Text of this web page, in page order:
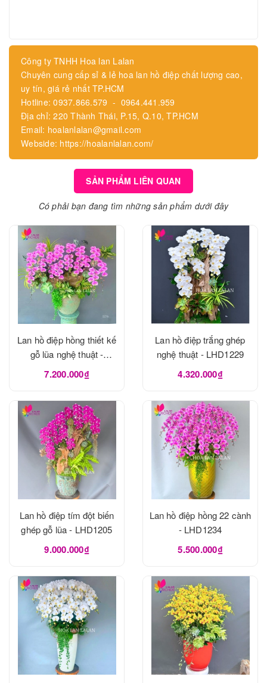
Công ty TNHH Hoa lan Lalan
Chuyên cung cấp sỉ & lẻ hoa lan hồ điệp chất lượng cao,
uy tín, giá rẻ nhất TP.HCM
Hotline: 0937.866.579 - 0964.441.959
Địa chỉ: 220 Thành Thái, P.15, Q.10, TP.HCM
Email: hoalanlalan@gmail.com
Webside: https://hoalanlalan.com/
SẢN PHẨM LIÊN QUAN
Có phải bạn đang tìm những sản phẩm dưới đây
Lan hồ điệp hồng thiết kế
gỗ lũa nghệ thuật -
LHD1273
7.200.000₫
Lan hồ điệp trắng ghép
nghệ thuật - LHD1229
4.320.000₫
Lan hồ điệp tím đột biến
ghép gỗ lũa - LHD1205
9.000.000₫
Lan hồ điệp hồng 22 cành
- LHD1234
5.500.000₫